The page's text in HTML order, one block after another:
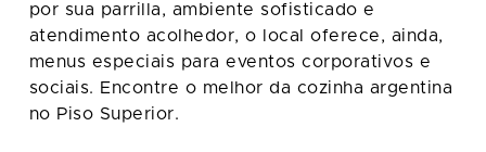
por sua parrilla, ambiente sofisticado e
atendimento acolhedor, o local oferece, ainda,
menus especiais para eventos corporativos e
sociais. Encontre o melhor da cozinha argentina
no Piso Superior.